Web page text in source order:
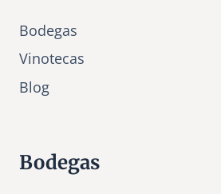
Bodegas
Vinotecas
Blog
Bodegas